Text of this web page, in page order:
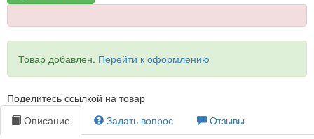
Товар добавлен. Перейти к оформлению
Поделитесь ссылкой на товар
Описание
Задать вопрос Отзывы